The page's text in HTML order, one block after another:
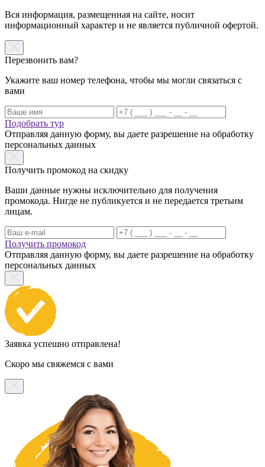
Вся информация, размещенная на сайте, носит
информационный характер и не является публичной офертой.
Перезвонить вам?
Укажите ваш номер телефона, чтобы мы могли связаться с
вами
Подобрать тур
Отправляя данную форму, вы даете разрешение на обработку
персональных данных
Получить промокод на скидку
Ваши данные нужны исключительно для получения
промокода. Нигде не публикуется и не передается третьим
лицам.
Получить промокод
Отправляя данную форму, вы даете разрешение на обработку
персональных данных
Заявка успешно отправлена!
Скоро мы свяжемся с вами